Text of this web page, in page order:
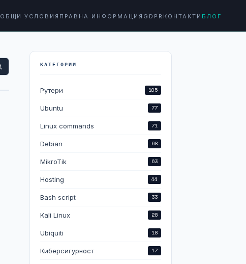
ОБЩИ УСЛОВИЯ ПРАВНА ИНФОРМАЦИЯ GDPR КОНТАКТИ БЛОГ
КАТЕГОРИИ
Рутери 105
Ubuntu 77
Linux commands 71
Debian 68
MikroTik 63
Hosting 44
Bash script 33
Kali Linux 28
Ubiquiti 18
Киберсигурност 17